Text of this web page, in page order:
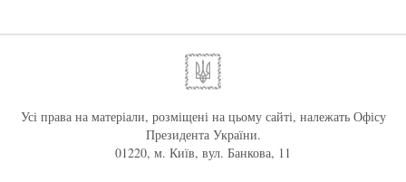
Усі права на матеріали, розміщені на цьому сайті, належать Офісу
Президента України.
01220, м. Київ, вул. Банкова, 11